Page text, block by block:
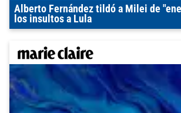
Alberto Fernández tildó a Milei de
los insultos a Lula